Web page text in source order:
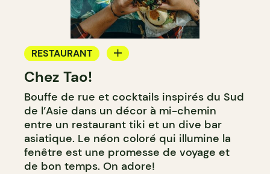
RESTAURANT
BAR
BAR À VIN
BAR À COCKTAIL
Chez Tao!
Bouffe de rue et cocktails inspirés du Sud
de l’Asie dans un décor à mi-chemin
entre un restaurant tiki et un dive bar
asiatique. Le néon coloré qui illumine la
fenêtre est une promesse de voyage et
de bon temps. On adore!